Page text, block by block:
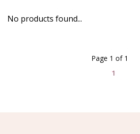
No products found...
1
Page 1 of 1